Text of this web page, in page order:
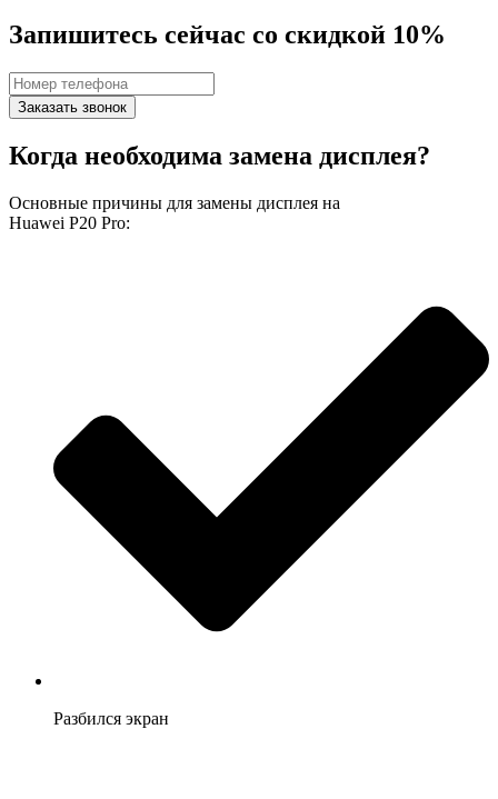
Запишитесь сейчас со скидкой 10%
Заказать звонок
Когда необходима замена дисплея?
Основные причины для замены дисплея на
Huawei P20 Pro:
Разбился экран